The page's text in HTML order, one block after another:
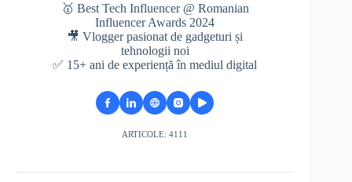
🥇 Best Tech Influencer @ Romanian
Influencer Awards 2024
🎥 Vlogger pasionat de gadgeturi și
tehnologii noi
✅ 15+ ani de experiență în mediul digital
ARTICOLE: 4111